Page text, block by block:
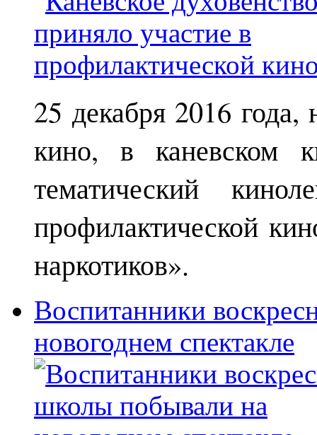
25 декабря 2016
кино, в каневском
тематический
профилактической
наркотиков».
Воспитанники
новогоднем спектакле